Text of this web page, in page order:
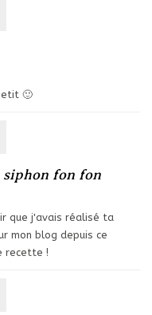
🙂
siphon fon fon
que j'avais réalisé ta
mon blog depuis ce
recette !